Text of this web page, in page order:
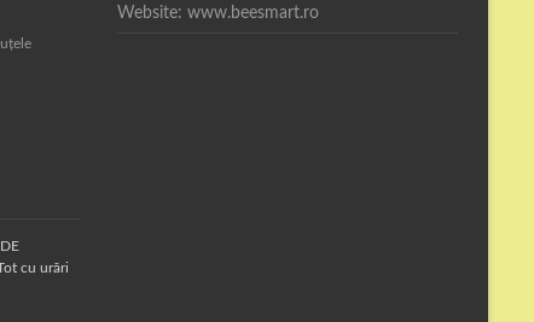
cu urări
Website: www.beesmart.ro